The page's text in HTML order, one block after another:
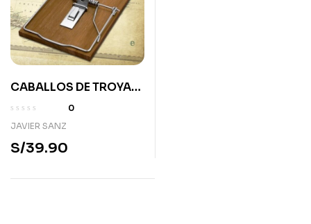
CABALLOS DE TROYA
DE LA HISTORIA:
ENGAÑOS E INGENIOS
TIEMPOS QUE
0
JAVIER SANZ
S/39.90